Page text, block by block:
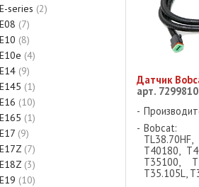
E-series 2
E08 7
E10 8
E10e 4
E14 9
E145 1
E16 10
E165 1
E17 9
E17Z 7
E18Z 3
E19 10
Датчик
арт. 7299810
Bobcat:
T40180,
T35100,
T35.105L,